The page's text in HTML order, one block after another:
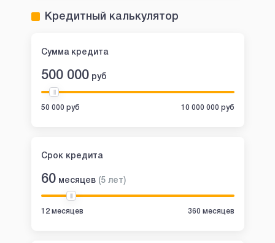
Кредитный калькулятор
Сумма кредита
500 000 руб
50 000 руб 10 000 000 руб
Срок кредита
60 месяцев (5 лет)
12 месяцев 360 месяцев